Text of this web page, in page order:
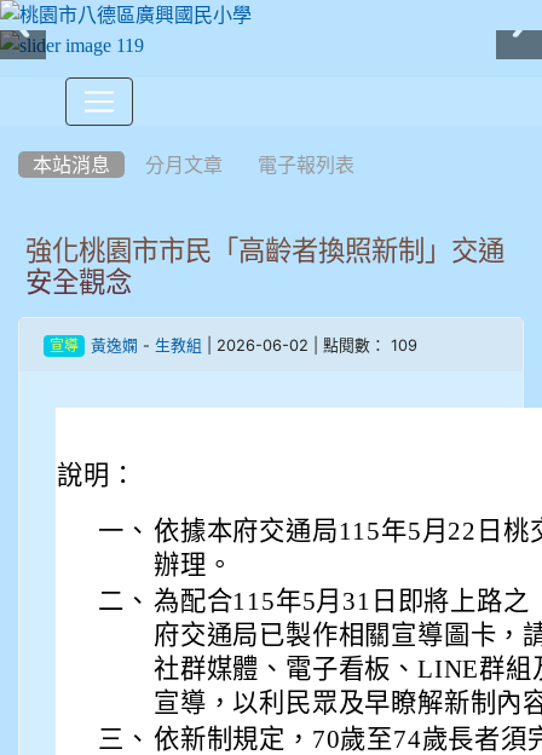
本站消息 分月文章 電子報列表
強化桃園市市民「高齡者換照新制」交通
安全觀念
宣導 黃逸嫻 - 生教組 | 2026-06-02 | 點閱數： 109
說明：
一、 依據本府交通局115年5月22日桃
辦理。
二、 為配合115年5月31日即將上路
府交通局已製作相關宣導圖卡，
社群媒體、電子看板、LINE群
宣導，以利民眾及早瞭解新制內
三、 依新制規定，70歲至74歲長者須